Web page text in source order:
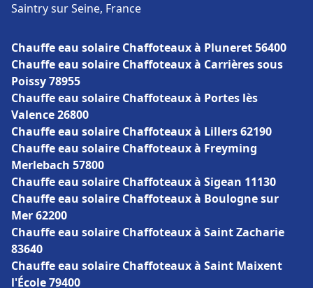
Saintry sur Seine, France
Chauffe eau solaire Chaffoteaux à Pluneret 56400
Chauffe eau solaire Chaffoteaux à Carrières sous
Poissy 78955
Chauffe eau solaire Chaffoteaux à Portes lès
Valence 26800
Chauffe eau solaire Chaffoteaux à Lillers 62190
Chauffe eau solaire Chaffoteaux à Freyming
Merlebach 57800
Chauffe eau solaire Chaffoteaux à Sigean 11130
Chauffe eau solaire Chaffoteaux à Boulogne sur
Mer 62200
Chauffe eau solaire Chaffoteaux à Saint Zacharie
83640
Chauffe eau solaire Chaffoteaux à Saint Maixent
l'École 79400